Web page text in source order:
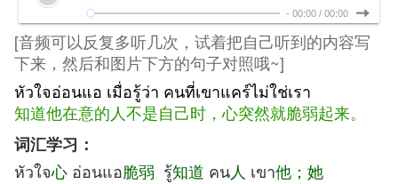
- 00:00 / 00:00
[音频可以反复多听几次，试着把自己听到的内容写
下来，然后和图片下方的句子对照哦~]
หัวใจอ่อนแอ เมื่อรู้ว่า คนที่เขาแคร์ไม่ใช่เรา
知道他在意的人不是自己时，心突然就脆弱起来。
词汇学习：
หัวใจ心 อ่อนแอ脆弱 รู้知道 คน人 เขา他；她